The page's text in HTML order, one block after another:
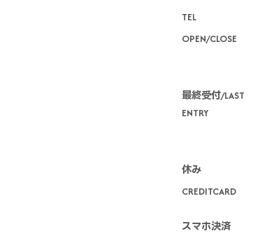
TEL
OPEN/CLOSE
最終受付/LAST
ENTRY
休み
CREDITCARD
スマホ決済